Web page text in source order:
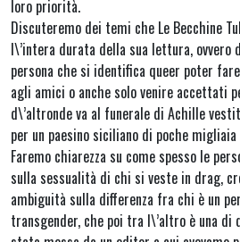
loro priorità.
Discuteremo dei temi che Le Becchine
l\’intera durata della sua lettura, ovvero
persona che si identifica queer poter
agli amici o anche solo venire accettati
d\’altronde va al funerale di Achille
per un paesino siciliano di poche
Faremo chiarezza su come spesso le
sulla sessualità di chi si veste in drag,
ambiguità sulla differenza fra chi è un
transgender, che poi tra l\’altro è una